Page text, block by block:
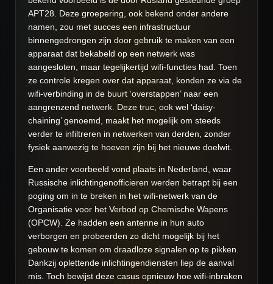
APT28. Deze groepering, ook bekend onder andere
namen, zou met succes een infrastructuur
binnengedrongen zijn door gebruik te maken van een
apparaat dat bekabeld op een netwerk was
aangesloten, maar tegelijkertijd wifi-functies had. Toen
ze controle kregen over dat apparaat, konden ze via de
wifi-verbinding in de buurt ‘overstappen’ naar een
aangrenzend netwerk. Deze truc, ook wel ‘daisy-
chaining’ genoemd, maakt het mogelijk om steeds
verder te infiltreren in netwerken van derden, zonder
fysiek aanwezig te hoeven zijn bij het nieuwe doelwit.
Een ander voorbeeld vond plaats in Nederland, waar
Russische inlichtingenofficieren werden betrapt bij een
poging om in te breken in het wifi-netwerk van de
Organisatie voor het Verbod op Chemische Wapens
(OPCW). Ze hadden een antenne in hun auto
verborgen en probeerden zo dicht mogelijk bij het
gebouw te komen om draadloze signalen op te pikken.
Dankzij oplettende inlichtingendiensten liep de aanval
mis. Toch bewijst deze casus opnieuw hoe wifi-inbraken